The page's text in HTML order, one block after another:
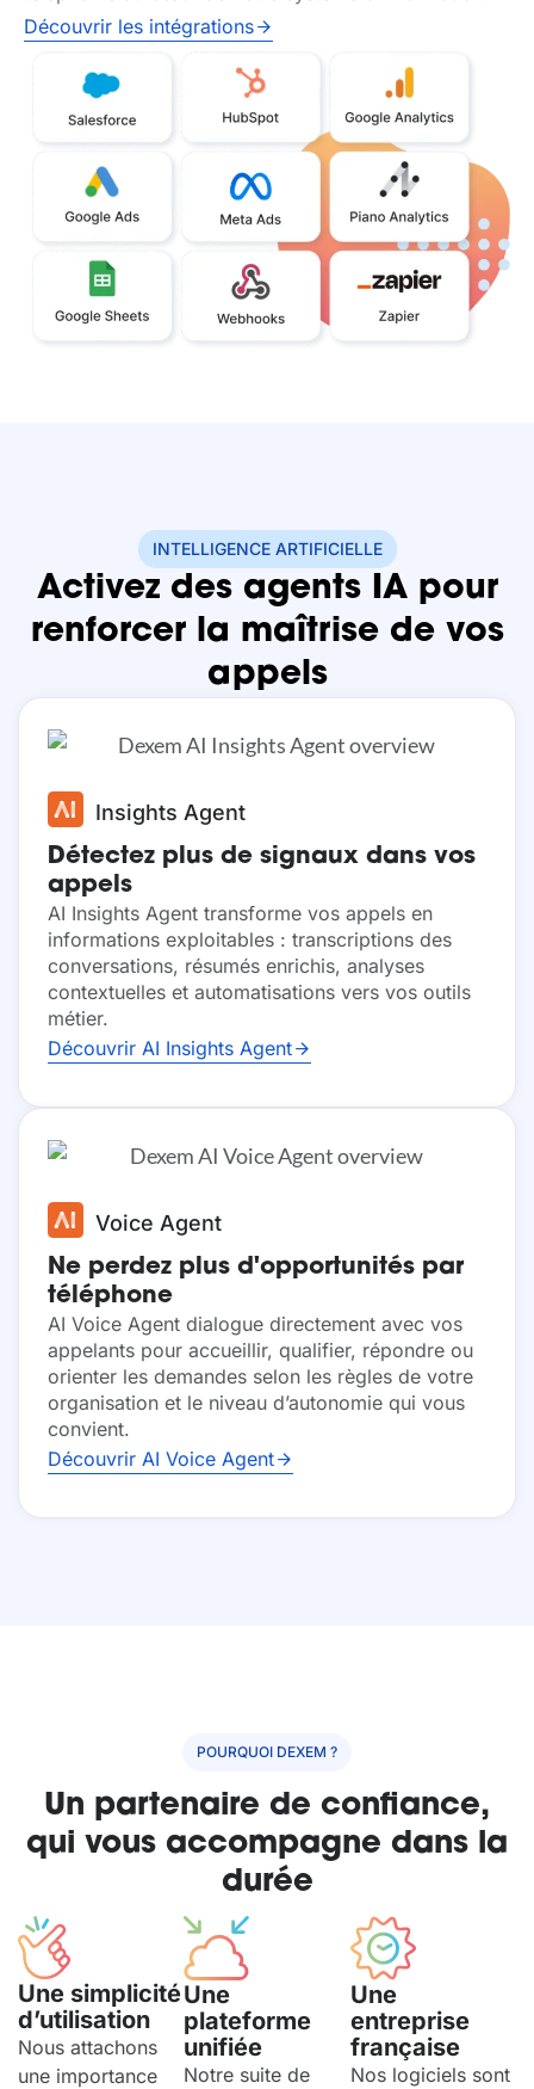
Découvrir les intégrations
INTELLIGENCE ARTIFICIELLE
Activez des agents IA pour
renforcer la maîtrise de vos
appels
Insights Agent
Détectez plus de signaux dans vos
appels
AI Insights Agent transforme vos appels en
informations exploitables : transcriptions des
conversations, résumés enrichis, analyses
contextuelles et automatisations vers vos outils
métier.
Découvrir AI Insights Agent
Voice Agent
Ne perdez plus d'opportunités par
téléphone
AI Voice Agent dialogue directement avec vos
appelants pour accueillir, qualifier, répondre ou
orienter les demandes selon les règles de votre
organisation et le niveau d’autonomie qui vous
convient.
Découvrir AI Voice Agent
POURQUOI DEXEM ?
Un partenaire de confiance,
qui vous accompagne dans la
durée
Une simplicité
d’utilisation
Nous attachons
une importance
Une
plateforme
unifiée
Notre suite de
Une
entreprise
française
Nos logiciels sont